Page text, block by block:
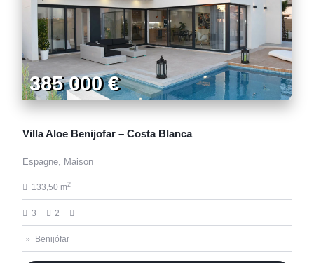
385 000 €
Villa Aloe Benijofar – Costa Blanca
Espagne, Maison
133,50 m2
3 2
Benijófar